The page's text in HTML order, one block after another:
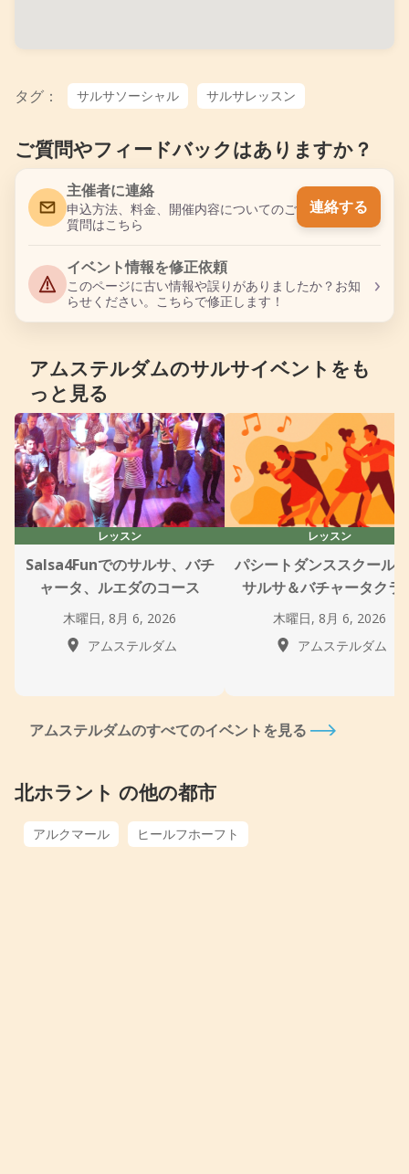
タグ： サルサソーシャル サルサレッスン
ご質問やフィードバックはありますか？
主催者に連絡
申込方法、料金、開催内容についてのご
質問はこちら
連絡する
イベント情報を修正依頼
このページに古い情報や誤りがありましたか？お知
らせください。こちらで修正します！
›
アムステルダムのサルサイベントをも
っと見る
レッスン
Salsa4Funでのサルサ、バチ
ャータ、ルエダのコース
木曜日, 8月 6, 2026
アムステルダム
レッスン
パシートダンススクール
サルサ＆バチャータクラ
木曜日, 8月 6, 2026
アムステルダム
アムステルダムのすべてのイベントを見る
北ホラント の他の都市
アルクマール ヒールフホーフト